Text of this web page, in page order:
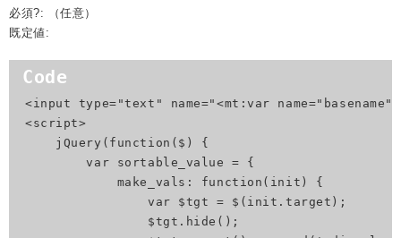
必須?: （任意）
既定値:
<input type="text" name="<mt:var name="basename"
<script>
    jQuery(function($) {
        var sortable_value = {
            make_vals: function(init) {
                var $tgt = $(init.target);
                $tgt.hide();